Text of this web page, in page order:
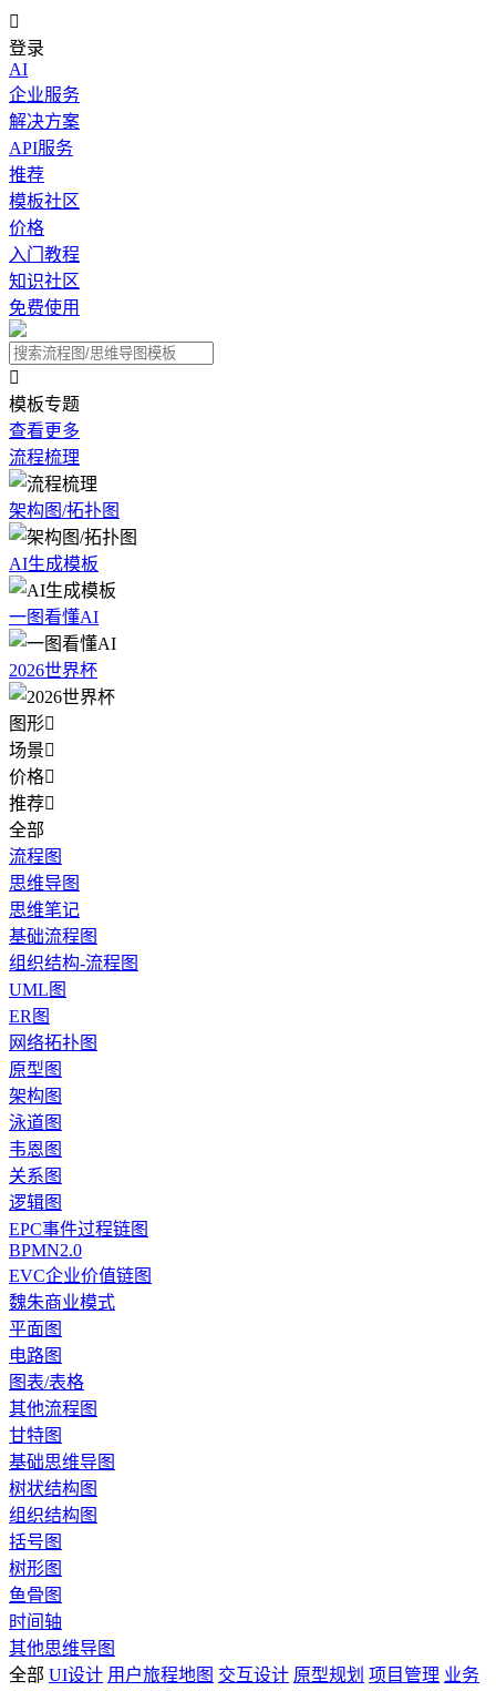

登录
AI
企业服务
解决方案
API服务
推荐
模板社区
价格
入门教程
知识社区
免费使用

模板专题
查看更多
流程梳理
架构图/拓扑图
AI生成模板
一图看懂AI
2026世界杯
图形
场景
价格
推荐
全部
流程图
思维导图
思维笔记
基础流程图
组织结构-流程图
UML图
ER图
网络拓扑图
原型图
架构图
泳道图
韦恩图
关系图
逻辑图
EPC事件过程链图
BPMN2.0
EVC企业价值链图
魏朱商业模式
平面图
电路图
图表/表格
其他流程图
甘特图
基础思维导图
树状结构图
组织结构图
括号图
树形图
鱼骨图
时间轴
其他思维导图
全部 UI设计 用户旅程地图 交互设计 原型规划 项目管理 业务